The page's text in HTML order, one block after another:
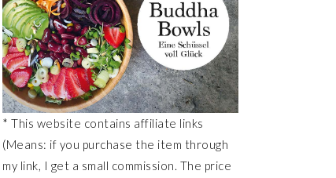
* This website contains affiliate links
(Means: if you purchase the item through
my link, I get a small commission. The price